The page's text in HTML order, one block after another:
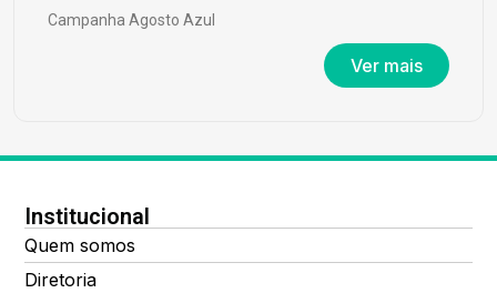
Campanha Agosto Azul
Ver mais
Institucional
Quem somos
Diretoria